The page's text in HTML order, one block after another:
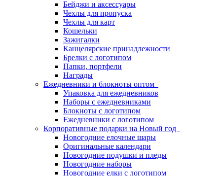
Бейджи и аксессуары
Чехлы для пропуска
Чехлы для карт
Кошельки
Зажигалки
Канцелярские принадлежности
Брелки с логотипом
Папки, портфели
Награды
Ежедневники и блокноты оптом
Упаковка для ежедневников
Наборы с ежедневниками
Блокноты с логотипом
Ежедневники с логотипом
Корпоративные подарки на Новый год
Новогодние елочные шары
Оригинальные календари
Новогодние подушки и пледы
Новогодние наборы
Новогодние елки с логотипом